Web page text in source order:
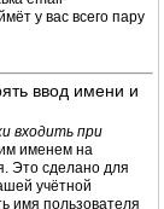
у вас всего пару
ввод имени и
входить при
именем на
Это сделано для
учётной
имя пользователя